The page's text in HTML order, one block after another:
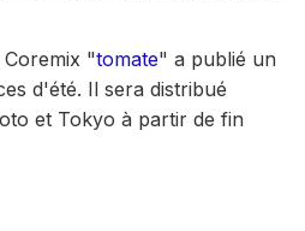
"tomate" a publié un
d'été. Il sera distribué
et Tokyo à partir de fin